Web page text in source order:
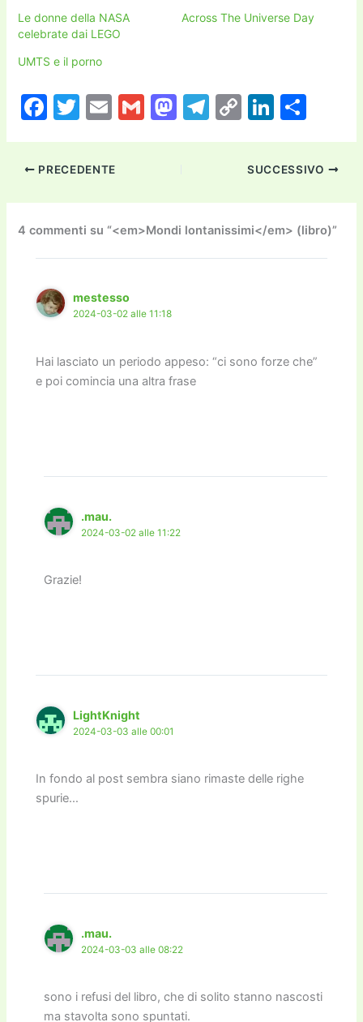
Le donne della NASA
celebrate dai LEGO
Across The Universe Day
UMTS e il porno
F
c
b
o
o
k
T
itt
E
ai
G
M
d
o
n
T
a
m
C
p
y
Li
n
k
Li
k
dI
n
n
vi
di
PRECEDENTE SUCCESSIVO
4 commenti su “<em>Mondi lontanissimi</em> (libro)”
mestesso
2024-03-02 alle 11:18
Hai lasciato un periodo appeso: “ci sono forze che”
e poi comincia una altra frase
.mau.
2024-03-02 alle 11:22
Grazie!
LightKnight
2024-03-03 alle 00:01
In fondo al post sembra siano rimaste delle righe
spurie…
.mau.
2024-03-03 alle 08:22
sono i refusi del libro, che di solito stanno nascosti
ma stavolta sono spuntati.